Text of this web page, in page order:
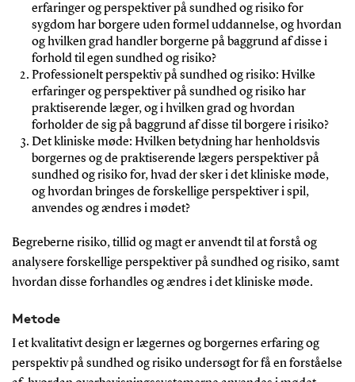
erfaringer og perspektiver på sundhed og risiko for
sygdom har borgere uden formel uddannelse, og hvordan
og hvilken grad handler borgerne på baggrund af disse i
forhold til egen sundhed og risiko?
Professionelt perspektiv på sundhed og risiko: Hvilke
erfaringer og perspektiver på sundhed og risiko har
praktiserende læger, og i hvilken grad og hvordan
forholder de sig på baggrund af disse til borgere i risiko?
Det kliniske møde: Hvilken betydning har henholdsvis
borgernes og de praktiserende lægers perspektiver på
sundhed og risiko for, hvad der sker i det kliniske møde,
og hvordan bringes de forskellige perspektiver i spil,
anvendes og ændres i mødet?
Begreberne risiko, tillid og magt er anvendt til at forstå og
analysere forskellige perspektiver på sundhed og risiko, samt
hvordan disse forhandles og ændres i det kliniske møde.
Metode
I et kvalitativt design er lægernes og borgernes erfaring og
perspektiv på sundhed og risiko undersøgt for få en forståelse